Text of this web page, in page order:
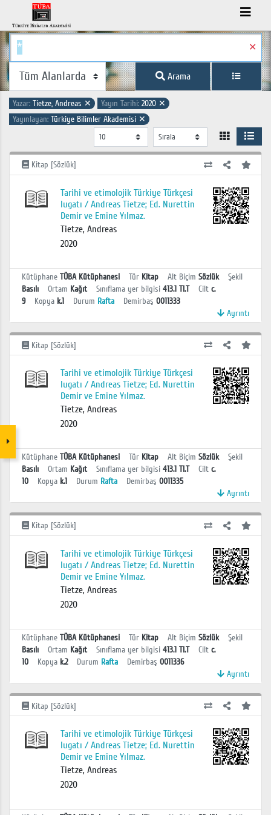
✕
Arama
Yazar: Tietze, Andreas ✕ Yayın Tarihi: 2020 ✕
Yayınlayan: Türkiye Bilimler Akademisi ✕
Kitap [Sözlük]
Tarihi ve etimolojik Türkiye Türkçesi
lugatı / Andreas Tietze; Ed. Nurettin
Demir ve Emine Yılmaz.
Tietze, Andreas
2020
Kütüphane TÜBA Kütüphanesi Tür Kitap Alt Biçim Sözlük
Şekil
Basılı
Ortam Kağıt Sınıflama yer bilgisi 413.1 TI.T Cilt c.
9
Kopya k.1 Durum Rafta Demirbaş 0011333
Ayrıntı
Kitap [Sözlük]
Tarihi ve etimolojik Türkiye Türkçesi
lugatı / Andreas Tietze; Ed. Nurettin
Demir ve Emine Yılmaz.
Tietze, Andreas
2020
Kütüphane TÜBA Kütüphanesi Tür Kitap Alt Biçim Sözlük
Şekil
Basılı
Ortam Kağıt Sınıflama yer bilgisi 413.1 TI.T Cilt c.
10
Kopya k.1 Durum Rafta Demirbaş 0011335
Ayrıntı
Kitap [Sözlük]
Tarihi ve etimolojik Türkiye Türkçesi
lugatı / Andreas Tietze; Ed. Nurettin
Demir ve Emine Yılmaz.
Tietze, Andreas
2020
Kütüphane TÜBA Kütüphanesi Tür Kitap Alt Biçim Sözlük
Şekil
Basılı
Ortam Kağıt Sınıflama yer bilgisi 413.1 TI.T Cilt c.
10
Kopya k.2 Durum Rafta Demirbaş 0011336
Ayrıntı
Kitap [Sözlük]
Tarihi ve etimolojik Türkiye Türkçesi
lugatı / Andreas Tietze; Ed. Nurettin
Demir ve Emine Yılmaz.
Tietze, Andreas
2020